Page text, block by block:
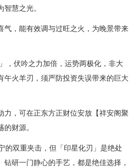
慧之光。
气，能有效调与过旺之火，为晚景带来
，伏吟之力加倍，运势两极化，非大
火羊刃，须严防投资失误带来的巨大
力，可在正东方正财位安放【祥安阁聚
财源。
的双重夹击，但「印星化刃」是绝处
研一门静心的手艺，都是绝佳选择，